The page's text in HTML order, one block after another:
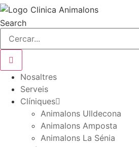
Search
Nosaltres
Serveis
Clíniques
Animalons Ulldecona
Animalons Amposta
Animalons La Sénia